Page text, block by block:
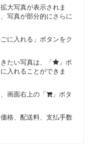
大写真が表示されま
写真が部分的にさらに
に入れる」ボタンをク
たい写真は、「
」ボ
入れることができま
画面右上の「
」ボタ
格、配送料、支払手数